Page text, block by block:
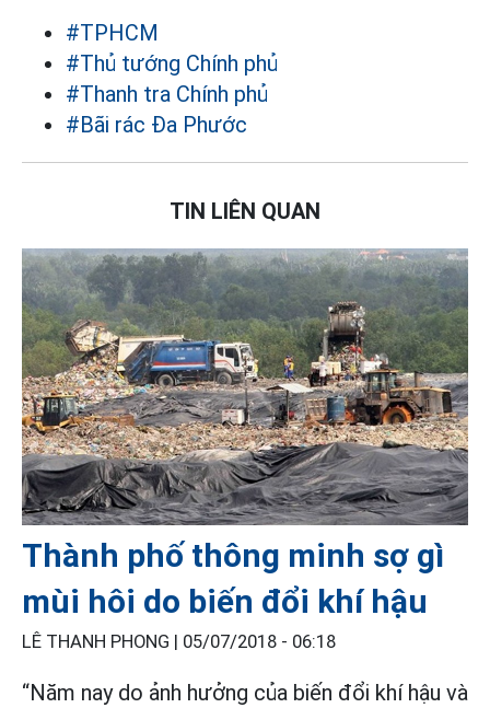
#TPHCM
#Thủ tướng Chính phủ
#Thanh tra Chính phủ
#Bãi rác Đa Phước
TIN LIÊN QUAN
Thành phố thông minh sợ gì
mùi hôi do biến đổi khí hậu
LÊ THANH PHONG | 05/07/2018 - 06:18
“Năm nay do ảnh hưởng của biến đổi khí hậu và